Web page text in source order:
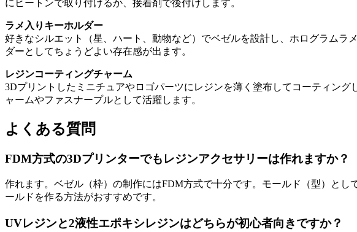
にヒートンで取り付けるか、接着剤で後付けします。
ラメ入りキーホルダー
好きなシルエット（星、ハート、動物など）でベゼルを設計し、ホログラム
ダーとしてちょうどよい存在感が出ます。
レジンコーティングチャーム
3Dプリントしたミニチュアやロゴパーツにレジンを薄く塗布してコーティン
ャームやファスナープルとして活躍します。
よくある質問
FDM方式の3Dプリンターでもレジンアクセサリーは作れますか？
作れます。ベゼル（枠）の制作にはFDM方式で十分です。モールド（型）と
ールドを作る方法がおすすめです。
UVレジンと2液性エポキシレジンはどちらが初心者向きですか？